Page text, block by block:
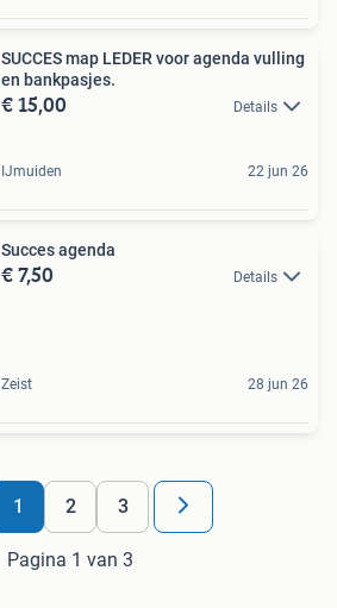
SUCCES map LEDER voor agenda vulling
en bankpasjes.
€ 15,00 Details
IJmuiden 22 jun 26
Succes agenda
€ 7,50 Details
Zeist 28 jun 26
1 2 3
Pagina 1 van 3